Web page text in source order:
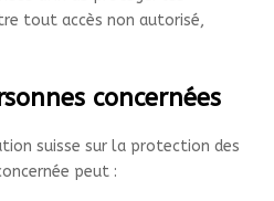
tout accès non autorisé,
concernées
suisse sur la protection des
peut :